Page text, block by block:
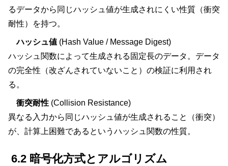
るデータから同じハッシュ値が生成されにくい性質（衝突
耐性）を持つ。
ハッシュ値 (Hash Value / Message Digest)
ハッシュ関数によって生成される固定長のデータ。データ
の完全性（改ざんされていないこと）の検証に利用され
る。
衝突耐性 (Collision Resistance)
異なる入力から同じハッシュ値が生成されること（衝突）
が、計算上困難であるというハッシュ関数の性質。
6.2 暗号化方式とアルゴリズム